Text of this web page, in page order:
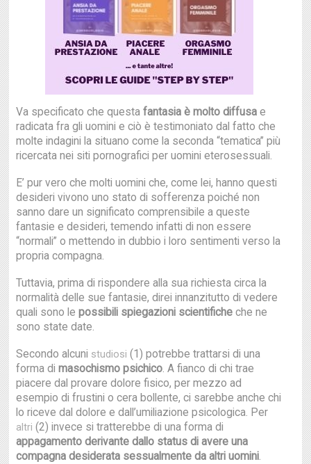
Va specificato che questafantasia è molto diffusa e
radicata fra gli uomini e ciò è testimoniato dal fatto che
molte indagini la situano come la seconda “tematica” più
ricercata nei siti pornografici per uomini eterosessuali.
E’ pur vero che molti uomini che, come lei, hanno questi
desideri vivono uno stato di sofferenza poiché non
sanno dare un significato comprensibile a queste
fantasie e desideri, temendo infatti di non essere
“normali” o mettendo in dubbio i loro sentimenti verso la
propria compagna.
Tuttavia, prima di rispondere alla sua richiesta circa la
normalità delle sue fantasie, direi innanzitutto di vedere
quali sono lepossibili spiegazioni scientifiche che ne
sono state date.
Secondo alcuni studiosi (1) potrebbe trattarsi di una
forma dimasochismo psichico. A fianco di chi trae
piacere dal provare dolore fisico, per mezzo ad
esempio di frustini o cera bollente, ci sarebbe anche chi
lo riceve dal dolore e dall’umiliazione psicologica. Per
altri (2) invece si tratterebbe di una forma di
appagamento derivante dallo status di avere una
compagna desiderata sessualmente da altri uomini.